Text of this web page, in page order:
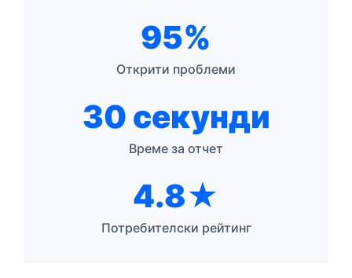
95%
Открити проблеми
30 секунди
Време за отчет
4.8★
Потребителски рейтинг